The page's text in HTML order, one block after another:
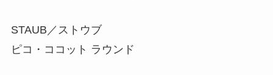
STAUB／ストウブ
ピコ・ココット ラウンド